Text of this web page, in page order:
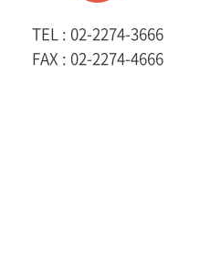
TEL : 02-2274-3666
FAX : 02-2274-4666